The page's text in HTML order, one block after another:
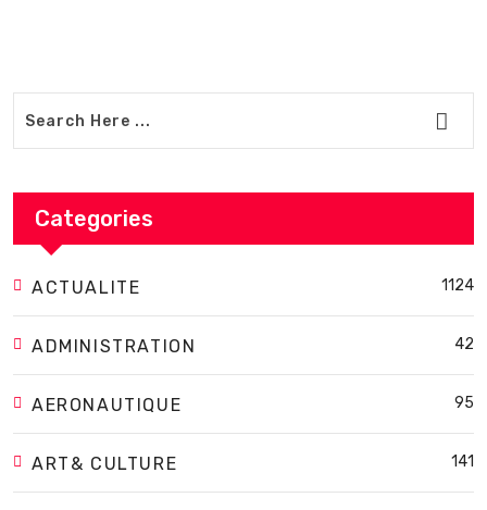
Categories
ACTUALITE 1124
ADMINISTRATION 42
AERONAUTIQUE 95
ART& CULTURE 141